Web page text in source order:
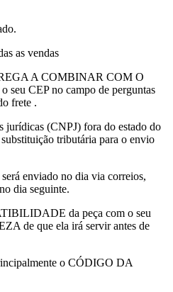
as vendas
A COMBINAR COM O
CEP no campo de perguntas
frete .
jurídicas (CNPJ) fora do estado do
tributária para o envio
enviado no dia via correios,
dia seguinte.
da peça com o seu
de que ela irá servir antes de
o CÓDIGO DA